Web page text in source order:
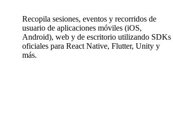
Recopila sesiones, eventos y recorridos de
usuario de aplicaciones móviles (iOS,
Android), web y de escritorio utilizando SDKs
oficiales para React Native, Flutter, Unity y
más.